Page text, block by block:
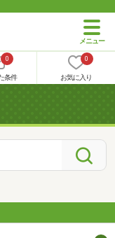
0
条件
0
お気に入り